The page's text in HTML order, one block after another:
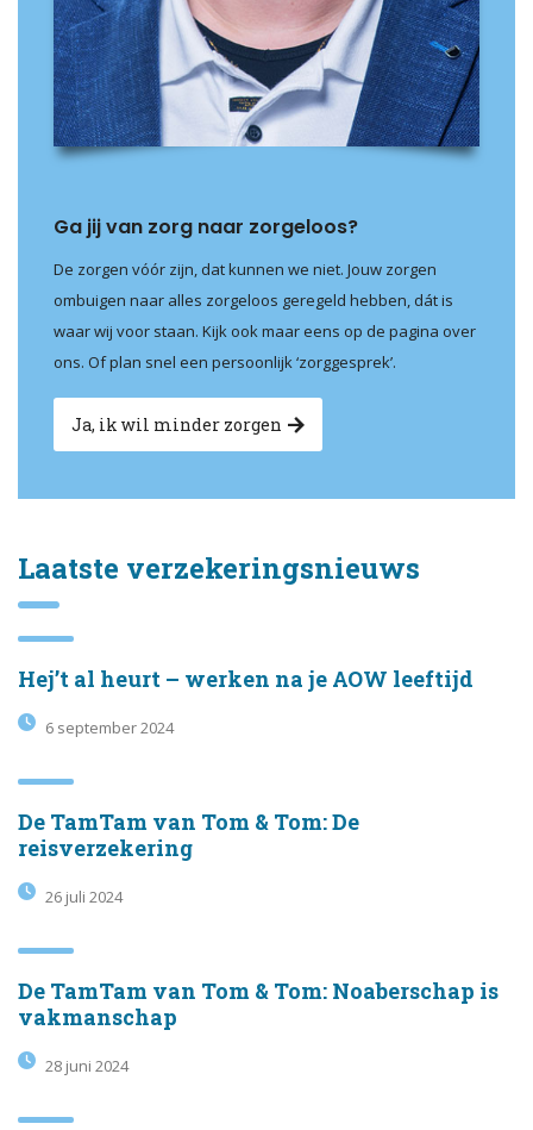
Ga jij van zorg naar zorgeloos?
De zorgen vóór zijn, dat kunnen we niet. Jouw zorgen
ombuigen naar alles zorgeloos geregeld hebben, dát is
waar wij voor staan. Kijk ook maar eens op de pagina over
ons. Of plan snel een persoonlijk ‘zorggesprek’.
Ja, ik wil minder zorgen
Laatste verzekeringsnieuws
Hej’t al heurt – werken na je AOW leeftijd
6 september 2024
De TamTam van Tom & Tom: De
reisverzekering
26 juli 2024
De TamTam van Tom & Tom: Noaberschap is
vakmanschap
28 juni 2024